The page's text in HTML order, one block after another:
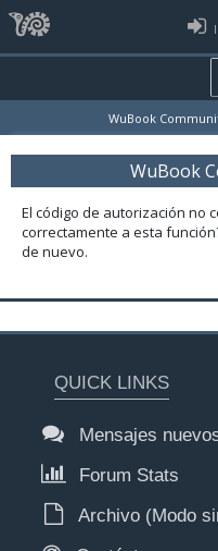
WuBook
WuBook
El código de autorización no
correctamente a esta
de nuevo.
QUICK LINKS
Mensajes
Forum Stats
Archivo (Modo